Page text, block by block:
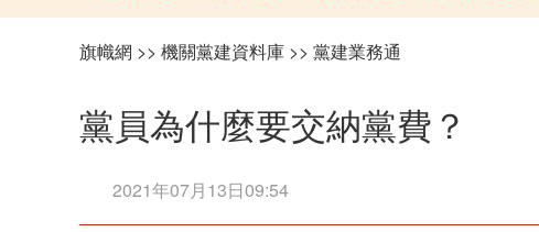
旗幟網 >> 機關黨建資料庫 >> 黨建業務通
黨員為什麼要交納黨費？
2021年07月13日09:54